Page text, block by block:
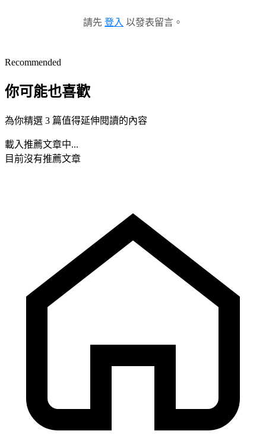
請先 登入 以發表留言。
Recommended
你可能也喜歡
為你精選 3 篇值得延伸閱讀的內容
載入推薦文章中...
目前沒有推薦文章